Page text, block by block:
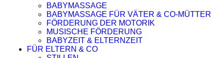
BABYMASSAGE
BABYMASSAGE FÜR VÄTER & CO-MÜTTER
FÖRDERUNG DER MOTORIK
MUSISCHE FÖRDERUNG
BABYZEIT & ELTERNZEIT
FÜR ELTERN & CO